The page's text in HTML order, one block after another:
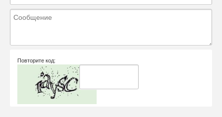
Повторите код: